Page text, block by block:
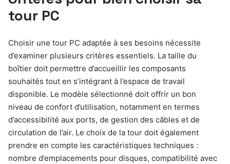
tour PC
Choisir une tour PC adaptée à ses besoins nécessite
d’examiner plusieurs critères essentiels. La taille du
boîtier doit permettre d’accueillir les composants
souhaités tout en s’intégrant à l’espace de travail
disponible. Le modèle sélectionné doit offrir un bon
niveau de confort d’utilisation, notamment en termes
d’accessibilité aux ports, de gestion des câbles et de
circulation de l’air. Le choix de la tour doit également
prendre en compte les caractéristiques techniques :
nombre d’emplacements pour disques, compatibilité avec